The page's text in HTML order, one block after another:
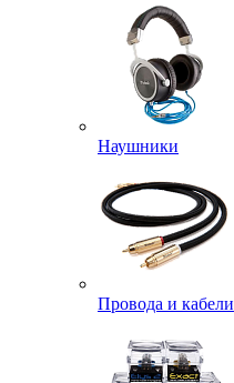
Наушники
Провода и кабели